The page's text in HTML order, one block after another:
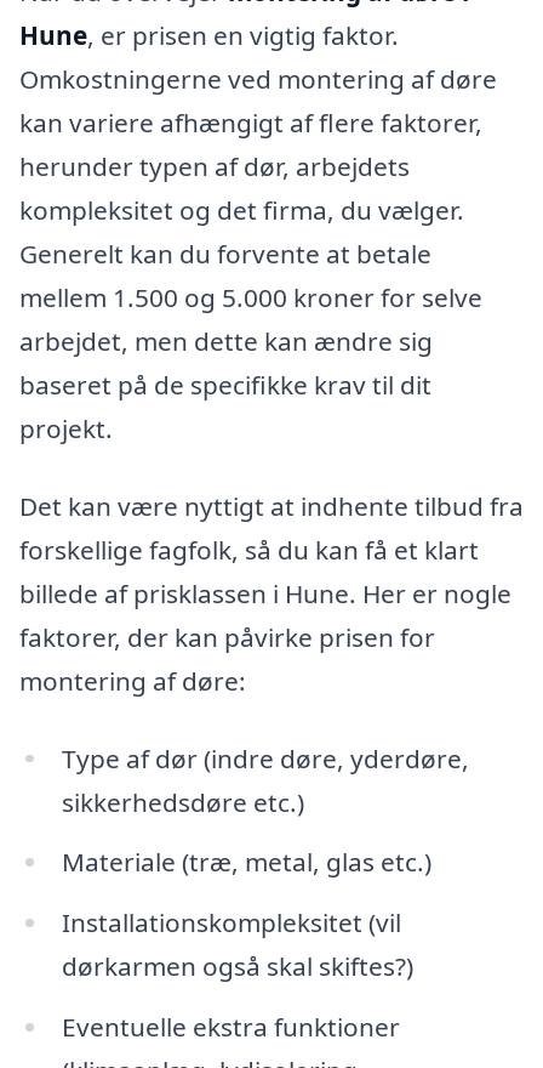
Hune, er prisen en vigtig faktor.
Omkostningerne ved montering af døre
kan variere afhængigt af flere faktorer,
herunder typen af dør, arbejdets
kompleksitet og det firma, du vælger.
Generelt kan du forvente at betale
mellem 1.500 og 5.000 kroner for selve
arbejdet, men dette kan ændre sig
baseret på de specifikke krav til dit
projekt.
Det kan være nyttigt at indhente tilbud fra
forskellige fagfolk, så du kan få et klart
billede af prisklassen i Hune. Her er nogle
faktorer, der kan påvirke prisen for
montering af døre:
Type af dør (indre døre, yderdøre,
sikkerhedsdøre etc.)
Materiale (træ, metal, glas etc.)
Installationskompleksitet (vil
dørkarmen også skal skiftes?)
Eventuelle ekstra funktioner